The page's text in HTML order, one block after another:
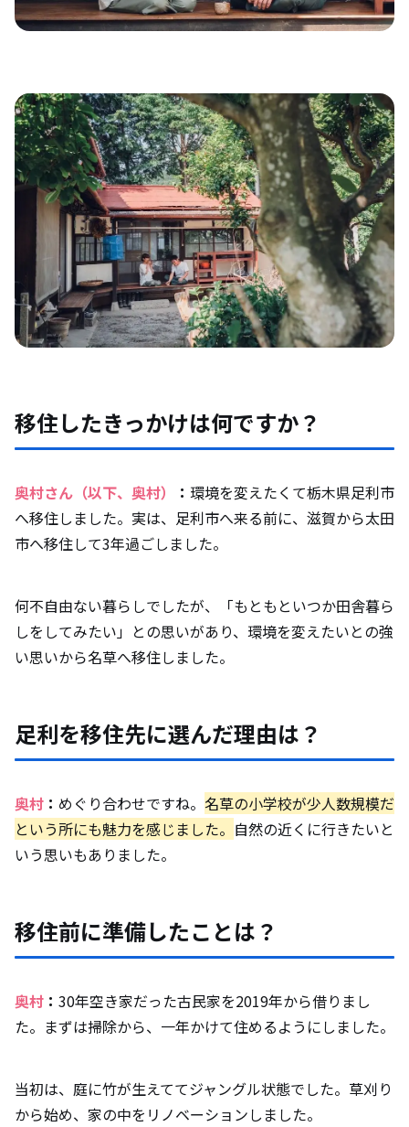
足利で、好きな場所は？
これからやりたいことは？
最後に、移住者の方へアドバイスをくださ
い。
移住したきっかけは何ですか？
奥村さん（以下、奥村） ： 環境を変えたくて栃木県足利市
へ移住しました。実は、足利市へ来る前に、滋賀から太田
市へ移住して3年過ごしました。
何不自由ない暮らしでしたが、「もともといつか田舎暮ら
しをしてみたい」との思いがあり、環境を変えたいとの強
い思いから名草へ移住しました。
足利を移住先に選んだ理由は？
奥村 ： めぐり合わせですね。 名草の小学校が少人数規模だ
という所にも魅力を感じました。 自然の近くに行きたいと
いう思いもありました。
移住前に準備したことは？
奥村 ： 30年空き家だった古民家を2019年から借りまし
た。まずは掃除から、一年かけて住めるようにしました。
当初は、庭に竹が生えててジャングル状態でした。草刈り
から始め、家の中をリノベーションしました。